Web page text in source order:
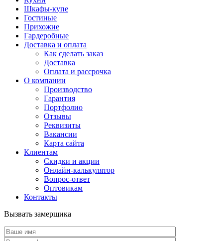
Шкафы-купе
Гостиные
Прихожие
Гардеробные
Доставка и оплата
Как сделать заказ
Доставка
Оплата и рассрочка
О компании
Производство
Гарантия
Портфолио
Отзывы
Реквизиты
Вакансии
Карта сайта
Клиентам
Скидки и акции
Онлайн-калькулятор
Вопрос-ответ
Оптовикам
Контакты
Вызвать замерщика